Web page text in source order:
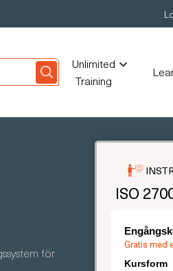
Unlimited
Training
för
ISO
Gratis med
Kursform